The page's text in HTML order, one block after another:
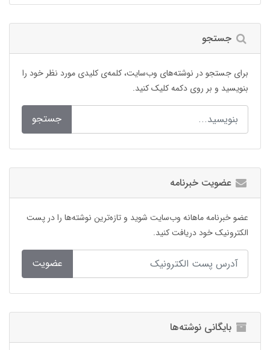
جستجو
برای جستجو در نوشته‌های وب‌سایت، کلمه‌ی کلیدی مورد نظر خود را
بنویسید و بر روی دکمه کلیک کنید.
جستجو
عضویت خبرنامه
عضو خبرنامه ماهانه وب‌سایت شوید و تازه‌ترین نوشته‌ها را در پست
الکترونیک خود دریافت کنید.
عضویت
بایگانی نوشته‌ها